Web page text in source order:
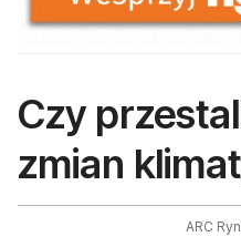
Czy
zmian
ARC